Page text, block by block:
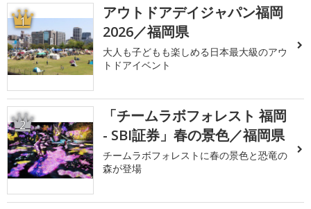
1
アウトドアデイジャパン福岡
2026／福岡県
大人も子どもも楽しめる日本最大級のアウ
トドアイベント
2
「チームラボフォレスト 福岡
- SBI証券」春の景色／福岡県
チームラボフォレストに春の景色と恐竜の
森が登場